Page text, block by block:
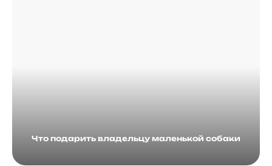
Что подарить владельцу маленькой собаки